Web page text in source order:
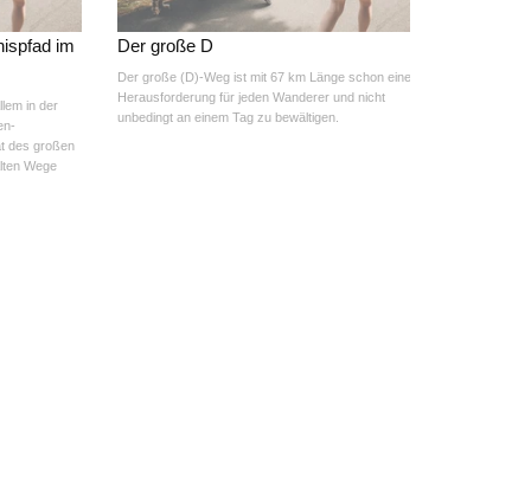
im
in der
des großen
Wege
Der große D
Der große (D)-Weg ist mit 67 km Länge schon eine
Herausforderung für jeden Wanderer und nicht
unbedingt an einem Tag zu bewältigen.